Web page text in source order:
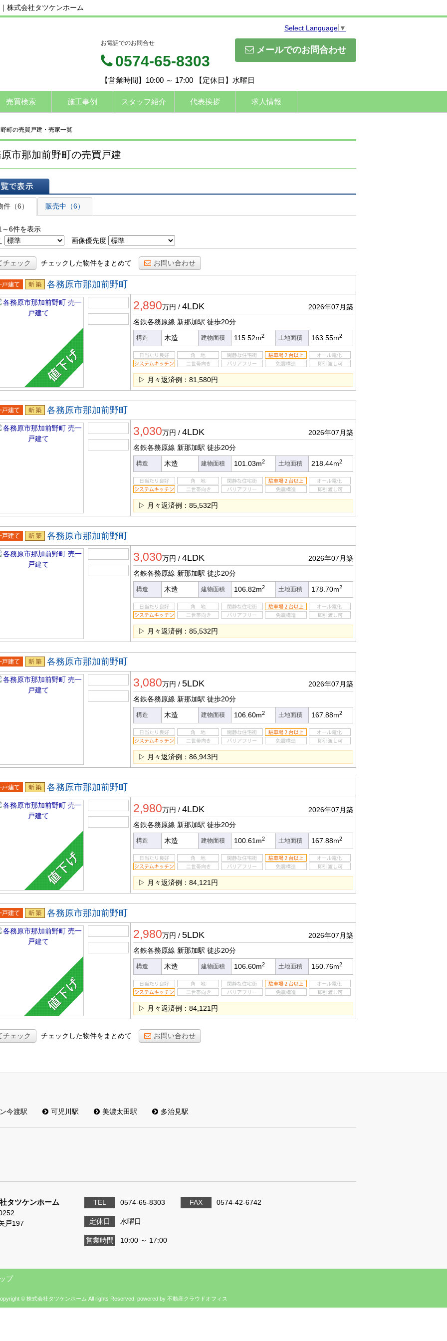
株式会社タツケンホーム
Select Language ▼
メールでのお問合わせ
お電話でのお問合せ
0574-65-8303
【営業時間】10:00 ～ 17:00 【定休日】水曜日
売買検索 施工事例 スタッフ紹介 代表挨拶 求人情報
町の売買戸建・売家一覧
市那加前野町の売買戸建
示
件（6）
販売中（6）
～6件を表示
画像優先度
チェック チェックした物件をまとめて お問い合わせ
戸建 新築
各務原市那加前野町
2,890万円 / 4LDK
2026年07月築
名鉄各務原線 新那加駅 徒歩20分
構造 木造 建物面積 115.52m2 土地面積 163.55m2
▷ 月々返済例：81,580円
戸建 新築
各務原市那加前野町
3,030万円 / 4LDK
2026年07月築
名鉄各務原線 新那加駅 徒歩20分
構造 木造 建物面積 101.03m2 土地面積 218.44m2
▷ 月々返済例：85,532円
戸建 新築
各務原市那加前野町
3,030万円 / 4LDK
2026年07月築
名鉄各務原線 新那加駅 徒歩20分
構造 木造 建物面積 106.82m2 土地面積 178.70m2
▷ 月々返済例：85,532円
戸建 新築
各務原市那加前野町
3,080万円 / 5LDK
2026年07月築
名鉄各務原線 新那加駅 徒歩20分
構造 木造 建物面積 106.60m2 土地面積 167.88m2
▷ 月々返済例：86,943円
戸建 新築
各務原市那加前野町
2,980万円 / 4LDK
2026年07月築
名鉄各務原線 新那加駅 徒歩20分
構造 木造 建物面積 100.61m2 土地面積 167.88m2
▷ 月々返済例：84,121円
戸建 新築
各務原市那加前野町
2,980万円 / 5LDK
2026年07月築
名鉄各務原線 新那加駅 徒歩20分
構造 木造 建物面積 106.60m2 土地面積 150.76m2
▷ 月々返済例：84,121円
チェック チェックした物件をまとめて お問い合わせ
今渡駅 可児川駅 美濃太田駅 多治見駅
タツケンホーム
戸197
TEL 0574-65-8303 FAX 0574-42-6742
定休日 水曜日
営業時間 10:00 ～ 17:00
プ
© 株式会社タツケンホーム All rights Reserved. powered by 不動産クラウドオフィス